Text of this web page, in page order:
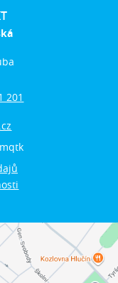
201